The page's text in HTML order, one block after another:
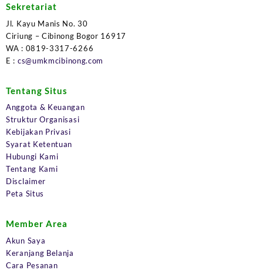
Sekretariat
Jl. Kayu Manis No. 30
Ciriung – Cibinong Bogor 16917
WA : 0819-3317-6266
E : cs@umkmcibinong.com
Tentang Situs
Anggota & Keuangan
Struktur Organisasi
Kebijakan Privasi
Syarat Ketentuan
Hubungi Kami
Tentang Kami
Disclaimer
Peta Situs
Member Area
Akun Saya
Keranjang Belanja
Cara Pesanan